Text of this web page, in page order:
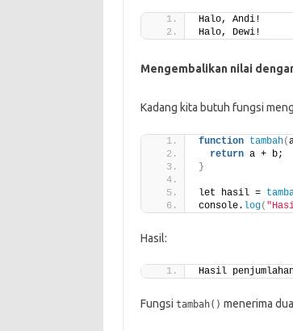
Halo, Andi!
Halo, Dewi!
Mengembalikan nilai
Kadang kita butuh fungsi
function tambah(
return a + b;
}
let hasil =
console. log(
Hasil:
Hasil
Fungsi tambah() menerima